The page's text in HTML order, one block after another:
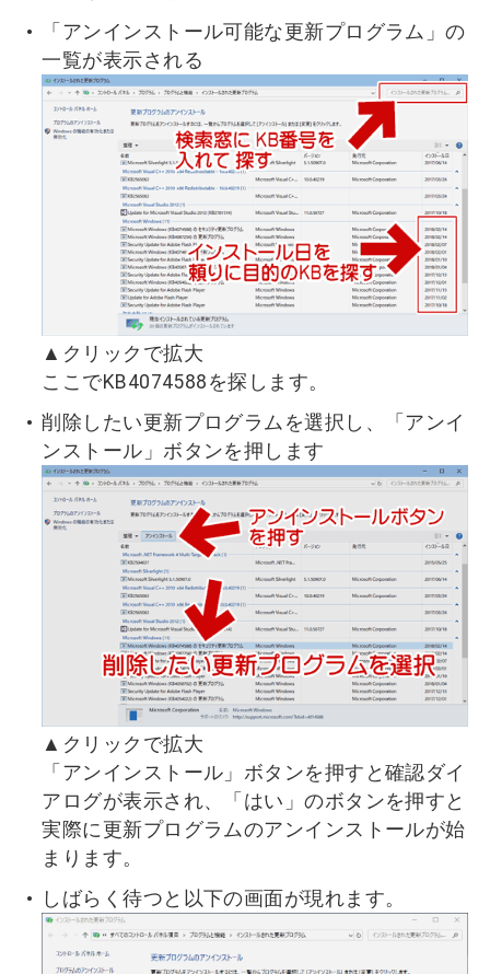
「アンインストール可能な更新プログラム」の
一覧が表示される
▲クリックで拡大
ここでKB4074588を探します。
削除したい更新プログラムを選択し、「アンイ
ンストール」ボタンを押します
▲クリックで拡大
「アンインストール」ボタンを押すと確認ダイ
アログが表示され、「はい」のボタンを押すと
実際に更新プログラムのアンインストールが始
まります。
しばらく待つと以下の画面が現れます。